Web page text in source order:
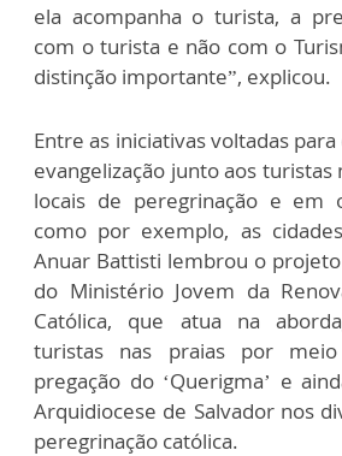
ela acompanha o turista, a
com o turista e não com o
distinção importante”, explicou.
Entre as iniciativas voltadas
evangelização junto aos turistas
locais de peregrinação e em
como por exemplo, as
Anuar Battisti lembrou o projeto
do Ministério Jovem da
Católica, que atua na
turistas nas praias por
pregação do ‘Querigma’ e
Arquidiocese de Salvador nos
peregrinação católica.